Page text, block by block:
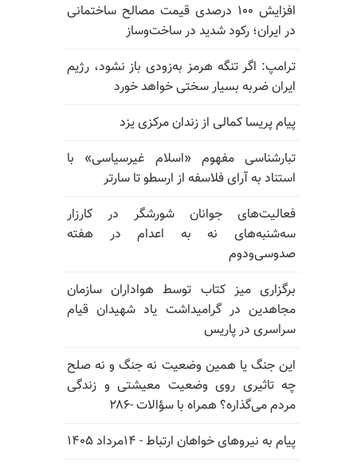
افزایش ۱۰۰ درصدی قیمت مصالح ساختمانی
در ایران؛ رکود شدید در ساخت‌وساز
ترامپ: اگر تنگه هرمز به‌زودی باز نشود، رژیم
ایران ضربه بسیار سختی خواهد خورد
پیام پریسا کمالی از زندان مرکزی یزد
تبارشناسی مفهوم «اسلام غیرسیاسی» با
استناد به آرای فلاسفه از ارسطو تا سارتر
فعالیت‌های جوانان شورشگر در کارزار
سه‌شنبه‌های نه به اعدام در هفته
صدوسی‌و‌دوم
برگزاری میز کتاب توسط هواداران سازمان
مجاهدین در گرامیداشت یاد شهیدان قیام
سراسری در پاریس
این جنگ یا همین وضعیت نه جنگ و نه صلح
چه تاثیری روی وضعیت معیشتی و زندگی
مردم می‌گذاره؟ همراه با سؤالات -۲۸۶
پیام به نیروهای خواهان ارتباط - ۱۴مرداد ۱۴۰۵